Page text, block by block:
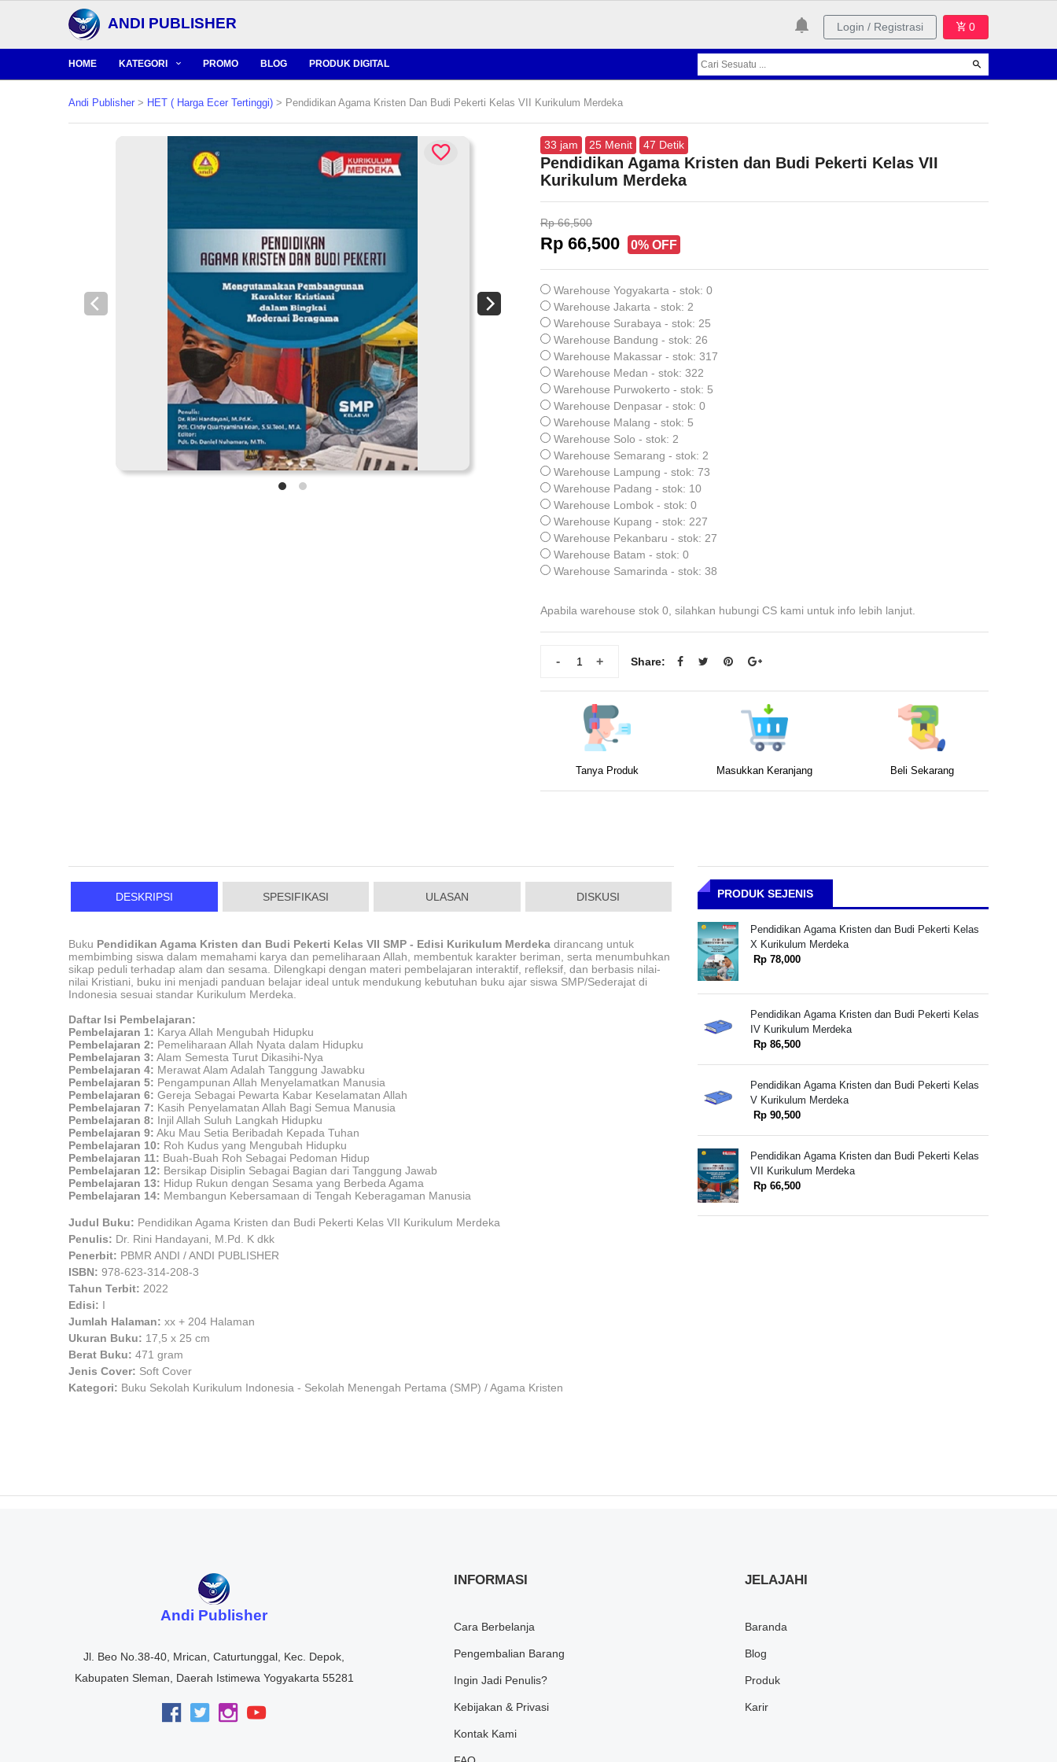
ANDI PUBLISHER Login / Registrasi 0
HOME KATEGORI PROMO BLOG PRODUK DIGITAL
Andi Publisher > HET ( Harga Ecer Tertinggi) > Pendidikan Agama Kristen Dan Budi Pekerti Kelas VII Kurikulum Merdeka
33 jam 25 Menit 46 Detik
Pendidikan Agama Kristen dan Budi Pekerti Kelas VII
Kurikulum Merdeka
Rp 66,500
Rp 66,500 0% OFF
Warehouse Yogyakarta - stok: 0
Warehouse Jakarta - stok: 2
Warehouse Surabaya - stok: 25
Warehouse Bandung - stok: 26
Warehouse Makassar - stok: 317
Warehouse Medan - stok: 322
Warehouse Purwokerto - stok: 5
Warehouse Denpasar - stok: 0
Warehouse Malang - stok: 5
Warehouse Solo - stok: 2
Warehouse Semarang - stok: 2
Warehouse Lampung - stok: 73
Warehouse Padang - stok: 10
Warehouse Lombok - stok: 0
Warehouse Kupang - stok: 227
Warehouse Pekanbaru - stok: 27
Warehouse Batam - stok: 0
Warehouse Samarinda - stok: 38
Apabila warehouse stok 0, silahkan hubungi CS kami untuk info lebih lanjut.
+
- Share:
Tanya Produk Masukkan Keranjang Beli Sekarang
DESKRIPSI SPESIFIKASI ULASAN DISKUSI
Buku Pendidikan Agama Kristen dan Budi Pekerti Kelas VII SMP - Edisi Kurikulum Merdeka dirancang untuk
membimbing siswa dalam memahami karya dan pemeliharaan Allah, membentuk karakter beriman, serta menumbuhkan
sikap peduli terhadap alam dan sesama. Dilengkapi dengan materi pembelajaran interaktif, refleksif, dan berbasis nilai-
nilai Kristiani, buku ini menjadi panduan belajar ideal untuk mendukung kebutuhan buku ajar siswa SMP/Sederajat di
Indonesia sesuai standar Kurikulum Merdeka.
Daftar Isi Pembelajaran:
Pembelajaran 1: Karya Allah Mengubah Hidupku
Pembelajaran 2: Pemeliharaan Allah Nyata dalam Hidupku
Pembelajaran 3: Alam Semesta Turut Dikasihi-Nya
Pembelajaran 4: Merawat Alam Adalah Tanggung Jawabku
Pembelajaran 5: Pengampunan Allah Menyelamatkan Manusia
Pembelajaran 6: Gereja Sebagai Pewarta Kabar Keselamatan Allah
Pembelajaran 7: Kasih Penyelamatan Allah Bagi Semua Manusia
Pembelajaran 8: Injil Allah Suluh Langkah Hidupku
Pembelajaran 9: Aku Mau Setia Beribadah Kepada Tuhan
Pembelajaran 10: Roh Kudus yang Mengubah Hidupku
Pembelajaran 11: Buah-Buah Roh Sebagai Pedoman Hidup
Pembelajaran 12: Bersikap Disiplin Sebagai Bagian dari Tanggung Jawab
Pembelajaran 13: Hidup Rukun dengan Sesama yang Berbeda Agama
Pembelajaran 14: Membangun Kebersamaan di Tengah Keberagaman Manusia
Judul Buku: Pendidikan Agama Kristen dan Budi Pekerti Kelas VII Kurikulum Merdeka
Penulis: Dr. Rini Handayani, M.Pd. K dkk
Penerbit: PBMR ANDI / ANDI PUBLISHER
ISBN: 978-623-314-208-3
Tahun Terbit: 2022
Edisi: I
Jumlah Halaman: xx + 204 Halaman
Ukuran Buku: 17,5 x 25 cm
Berat Buku: 471 gram
Jenis Cover: Soft Cover
Kategori: Buku Sekolah Kurikulum Indonesia - Sekolah Menengah Pertama (SMP) / Agama Kristen
PRODUK SEJENIS
Pendidikan Agama Kristen dan Budi Pekerti Kelas
X Kurikulum Merdeka
Rp 78,000
Pendidikan Agama Kristen dan Budi Pekerti Kelas
IV Kurikulum Merdeka
Rp 86,500
Pendidikan Agama Kristen dan Budi Pekerti Kelas
V Kurikulum Merdeka
Rp 90,500
Pendidikan Agama Kristen dan Budi Pekerti Kelas
VII Kurikulum Merdeka
Rp 66,500
Andi Publisher
Jl. Beo No.38-40, Mrican, Caturtunggal, Kec. Depok,
Kabupaten Sleman, Daerah Istimewa Yogyakarta 55281
INFORMASI
Cara Berbelanja
Pengembalian Barang
Ingin Jadi Penulis?
Kebijakan & Privasi
Kontak Kami
JELAJAHI
Baranda
Blog
Produk
Karir